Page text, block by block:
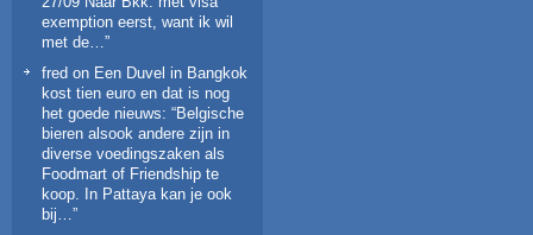
exemption eerst, want ik wil
met de… ”
fred on Een Duvel in Bangkok
kost tien euro en dat is nog
het goede nieuws: “Belgische
bieren alsook andere zijn in
diverse voedingszaken als
Foodmart of Friendship te
koop. In Pattaya kan je ook
bij… ”